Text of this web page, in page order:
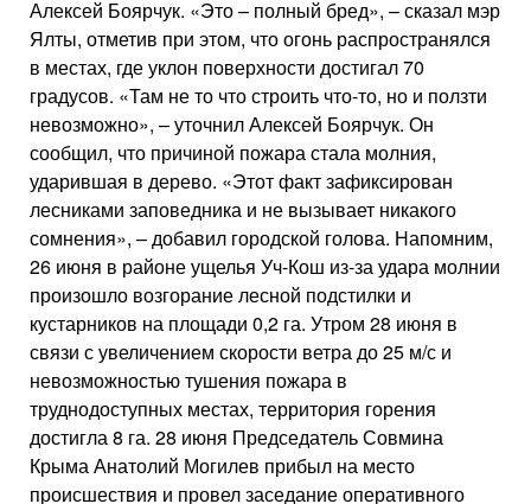
Алексей Боярчук. «Это – полный бред», – сказал мэр
Ялты, отметив при этом, что огонь распространялся
в местах, где уклон поверхности достигал 70
градусов. «Там не то что строить что-то, но и ползти
невозможно», – уточнил Алексей Боярчук. Он
сообщил, что причиной пожара стала молния,
ударившая в дерево. «Этот факт зафиксирован
лесниками заповедника и не вызывает никакого
сомнения», – добавил городской голова. Напомним,
26 июня в районе ущелья Уч-Кош из-за удара молнии
произошло возгорание лесной подстилки и
кустарников на площади 0,2 га. Утром 28 июня в
связи с увеличением скорости ветра до 25 м/с и
невозможностью тушения пожара в
труднодоступных местах, территория горения
достигла 8 га. 28 июня Председатель Совмина
Крыма Анатолий Могилев прибыл на место
происшествия и провел заседание оперативного